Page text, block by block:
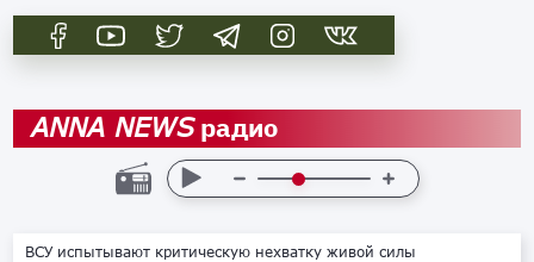
ANNA NEWSрадио
ВСУ испытывают критическую нехватку живой силы